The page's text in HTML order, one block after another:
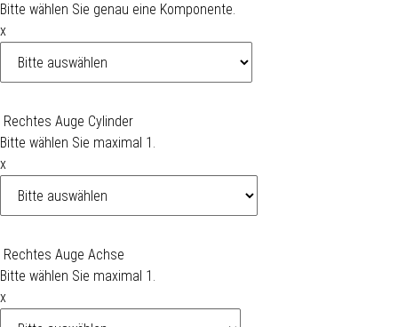
Bitte wählen Sie genau eine Komponente.
x
Rechtes Auge Cylinder
Bitte wählen Sie maximal 1.
x
Rechtes Auge Achse
Bitte wählen Sie maximal 1.
x